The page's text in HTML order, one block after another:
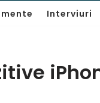
Interviuri